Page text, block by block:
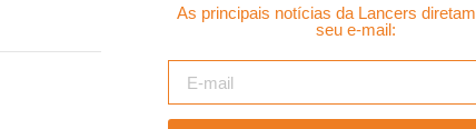
As principais notícias da Lancers
seu e-mail: